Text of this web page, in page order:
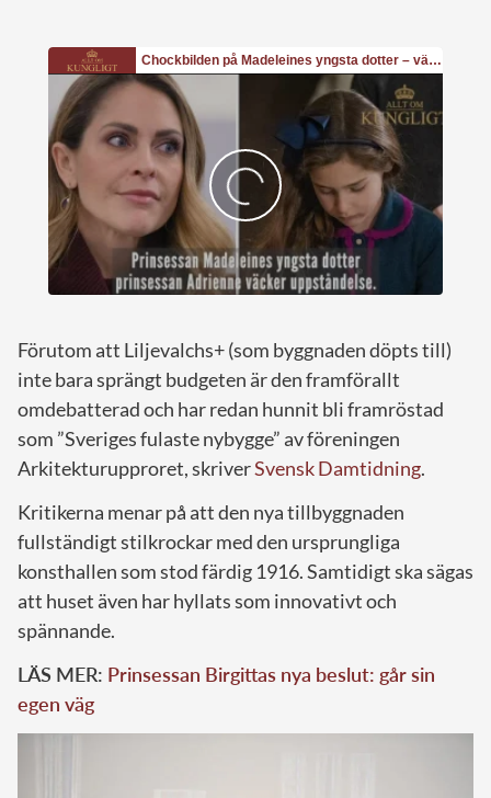
Förutom att Liljevalchs+ (som byggnaden döpts till)
inte bara sprängt budgeten är den framförallt
omdebatterad och har redan hunnit bli framröstad
som ”Sveriges fulaste nybygge” av föreningen
Arkitekturupproret, skriverSvensk Damtidning.
Kritikerna menar på att den nya tillbyggnaden
fullständigt stilkrockar med den ursprungliga
konsthallen som stod färdig 1916. Samtidigt ska sägas
att huset även har hyllats som innovativt och
spännande.
LÄS MER: Prinsessan Birgittas nya beslut: går sin
egen väg